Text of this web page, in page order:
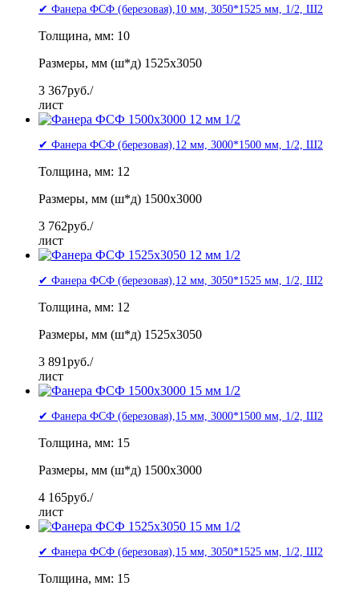
✔ Фанера ФСФ (березовая),10 мм, 3050*1525 мм, 1/2, Ш2
Толщина, мм: 10
Размеры, мм (ш*д) 1525x3050
3 367руб./
лист
✔ Фанера ФСФ (березовая),12 мм, 3000*1500 мм, 1/2, Ш2
Толщина, мм: 12
Размеры, мм (ш*д) 1500x3000
3 762руб./
лист
✔ Фанера ФСФ (березовая),12 мм, 3050*1525 мм, 1/2, Ш2
Толщина, мм: 12
Размеры, мм (ш*д) 1525x3050
3 891руб./
лист
✔ Фанера ФСФ (березовая),15 мм, 3000*1500 мм, 1/2, Ш2
Толщина, мм: 15
Размеры, мм (ш*д) 1500x3000
4 165руб./
лист
✔ Фанера ФСФ (березовая),15 мм, 3050*1525 мм, 1/2, Ш2
Толщина, мм: 15